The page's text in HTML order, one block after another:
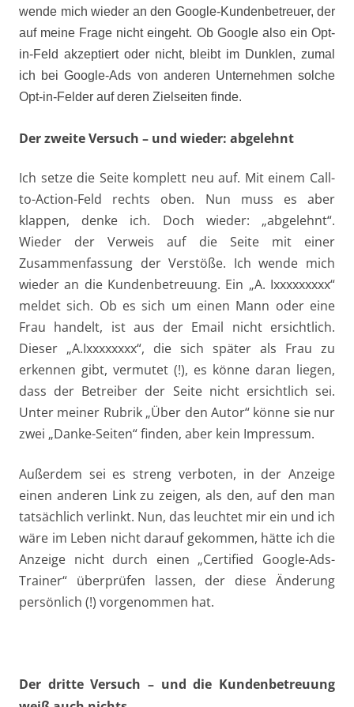
wende mich wieder an den Google-Kundenbetreuer, der
auf meine Frage nicht eingeht. Ob Google also ein Opt-
in-Feld akzeptiert oder nicht, bleibt im Dunklen, zumal
ich bei Google-Ads von anderen Unternehmen solche
Opt-in-Felder auf deren Zielseiten finde.
Der zweite Versuch – und wieder: abgelehnt
Ich setze die Seite komplett neu auf. Mit einem Call-
to-Action-Feld rechts oben. Nun muss es aber
klappen, denke ich. Doch wieder: „abgelehnt“.
Wieder der Verweis auf die Seite mit einer
Zusammenfassung der Verstöße. Ich wende mich
wieder an die Kundenbetreuung. Ein „A. Ixxxxxxxxx“
meldet sich. Ob es sich um einen Mann oder eine
Frau handelt, ist aus der Email nicht ersichtlich.
Dieser „A.Ixxxxxxxx“, die sich später als Frau zu
erkennen gibt, vermutet (!), es könne daran liegen,
dass der Betreiber der Seite nicht ersichtlich sei.
Unter meiner Rubrik „Über den Autor“ könne sie nur
zwei „Danke-Seiten“ finden, aber kein Impressum.
Außerdem sei es streng verboten, in der Anzeige
einen anderen Link zu zeigen, als den, auf den man
tatsächlich verlinkt. Nun, das leuchtet mir ein und ich
wäre im Leben nicht darauf gekommen, hätte ich die
Anzeige nicht durch einen „Certified Google-Ads-
Trainer“ überprüfen lassen, der diese Änderung
persönlich (!) vorgenommen hat.
Der dritte Versuch – und die Kundenbetreuung